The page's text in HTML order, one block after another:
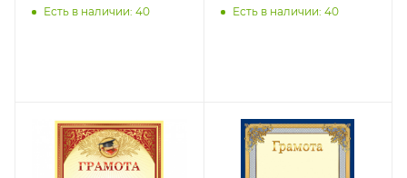
Есть в наличии: 40 Есть в наличии: 40